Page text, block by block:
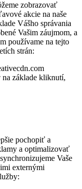
zobrazovať
akcie na naše
Vášho správania
Vašim záujmom, a
používame na tejto
strán:
základe kliknutí,
pochopiť a
a optimalizovať
Vaše
externými